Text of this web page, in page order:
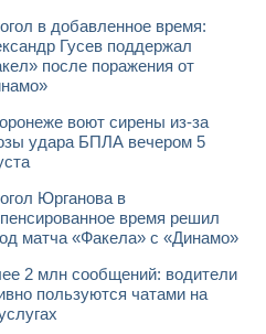
в добавленное время:
Гусев поддержал
после поражения от
воют сирены из-за
удара БПЛА вечером 5
Юрганова в
время решил
матча «Факела» с «Динамо»
2 млн сообщений: водители
пользуются чатами на